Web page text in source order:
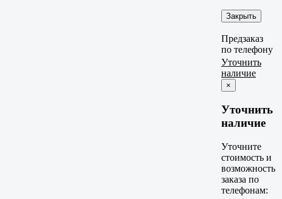
Закрыть
Предзаказ
по телефону
Уточнить
наличие
×
Уточнить
наличие
Уточните
стоимость и
возможность
заказа по
телефонам: